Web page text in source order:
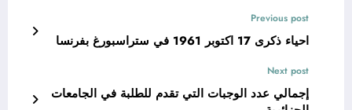
Previous post
احياء ذكرى 17 اكتوبر 1961 في ستراسبورغ بفرنسا
Next post
إجمالي عدد الوجبات التي تقدم للطلبة في الجامعات